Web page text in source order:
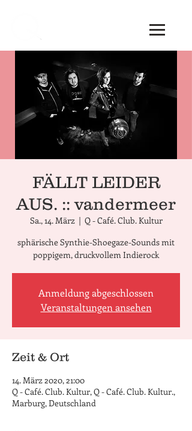
FÄLLT LEIDER
AUS. :: vandermeer
Sa., 14. März
  |
Q - Café. Club. Kultur
sphärische Synthie-Shoegaze-Sounds mit
poppigem, druckvollem Indierock
Anmeldung abgeschlossen
Veranstaltungen ansehen
Zeit & Ort
14. März 2020, 21:00
Q - Café. Club. Kultur, Q - Café. Club. Kultur.,
Marburg, Deutschland